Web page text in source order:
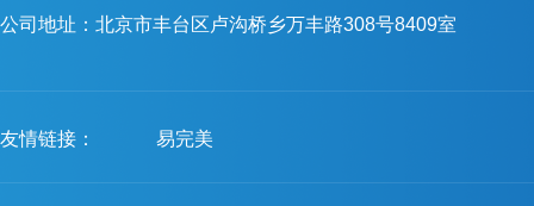
公司地址：北京市丰台区卢沟桥乡万丰路308号8409室
友情链接： 易完美